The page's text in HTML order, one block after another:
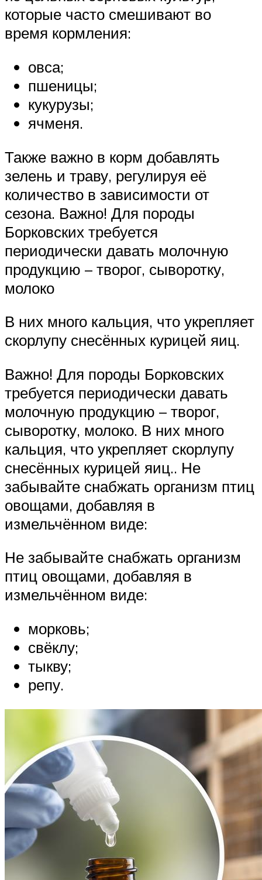
которые часто смешивают во
время кормления:
овса;
пшеницы;
кукурузы;
ячменя.
Также важно в корм добавлять
зелень и траву, регулируя её
количество в зависимости от
сезона. Важно! Для породы
Борковских требуется
периодически давать молочную
продукцию – творог, сыворотку,
молоко
В них много кальция, что укрепляет
скорлупу снесённых курицей яиц.
Важно! Для породы Борковских
требуется периодически давать
молочную продукцию – творог,
сыворотку, молоко. В них много
кальция, что укрепляет скорлупу
снесённых курицей яиц.. Не
забывайте снабжать организм птиц
овощами, добавляя в
измельчённом виде:
Не забывайте снабжать организм
птиц овощами, добавляя в
измельчённом виде:
морковь;
свёклу;
тыкву;
репу.